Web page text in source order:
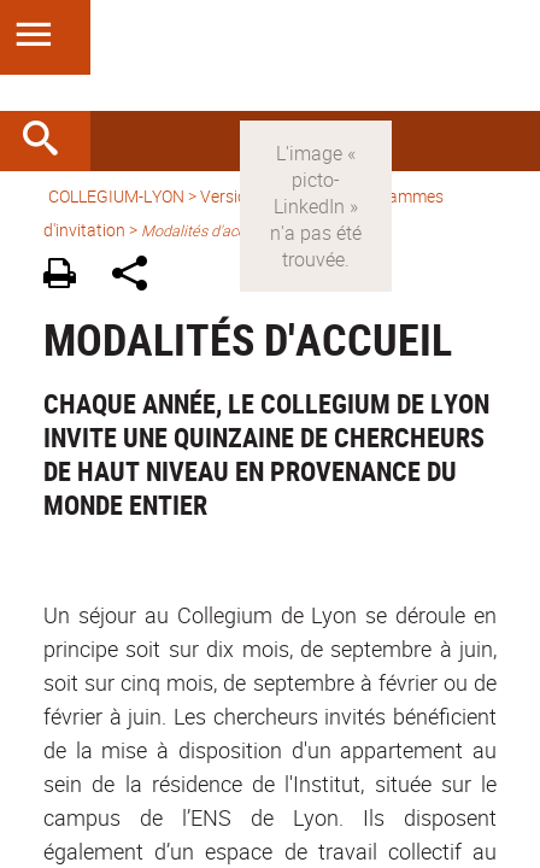
COLLEGIUM-LYON >Version française>
Programmes
d'invitation > Modalités d'accueil
MODALITÉS D'ACCUEIL
CHAQUE ANNÉE, LE COLLEGIUM DE LYON
INVITE UNE QUINZAINE DE CHERCHEURS
DE HAUT NIVEAU EN PROVENANCE DU
MONDE ENTIER
Un séjour au Collegium de Lyon se déroule en
principe soit sur dix mois, de septembre à juin,
soit sur cinq mois, de septembre à février ou de
février à juin. Les chercheurs invités bénéficient
de la mise à disposition d'un appartement au
sein de la résidence de l'Institut, située sur le
campus de l’ENS de Lyon. Ils disposent
également d’un espace de travail collectif au